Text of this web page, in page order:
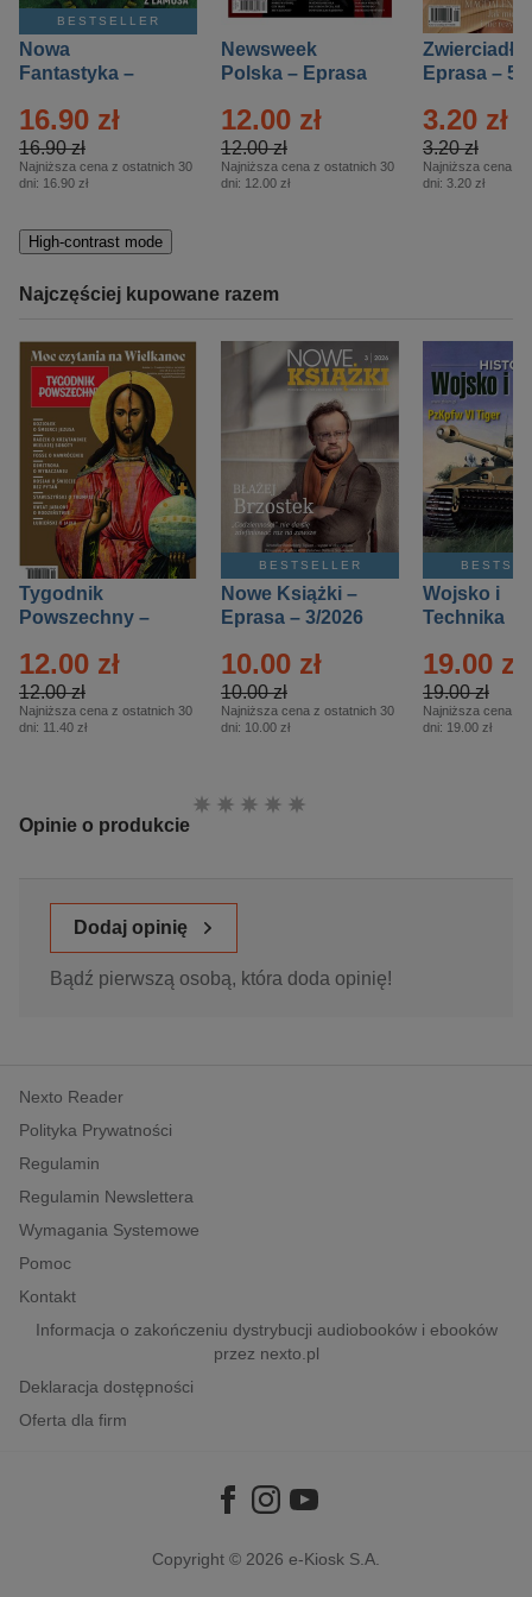
BESTSELLER
Nowa
Fantastyka –
16.90 zł
16.90 zł
Najniższa cena z ostatnich 30
dni: 16.90 zł
Newsweek
Polska – Eprasa
12.00 zł
12.00 zł
Najniższa cena z ostatnich 30
dni: 12.00 zł
Zwierciadło
Eprasa – 5/
3.20 zł
3.20 zł
Najniższa cena z
dni: 3.20 zł
High-contrast mode
Najczęściej kupowane razem
Tygodnik
Powszechny –
12.00 zł
12.00 zł
Najniższa cena z ostatnich 30
dni: 11.40 zł
BESTSELLER
Nowe Książki –
Eprasa – 3/2026
10.00 zł
10.00 zł
Najniższa cena z ostatnich 30
dni: 10.00 zł
Wojsko i
Technika
– 2/2026
19.00 zł
19.00 zł
Najniższa cena z
dni: 19.00 zł
Opinie o produkcie
Ocena:
Dodaj opinię
Bądź pierwszą osobą, która doda opinię!
Nexto Reader
Polityka Prywatności
Regulamin
Regulamin Newslettera
Wymagania Systemowe
Pomoc
Kontakt
Informacja o zakończeniu dystrybucji audiobooków i ebooków
przez nexto.pl
Deklaracja dostępności
Oferta dla firm
Copyright © 2026 e-Kiosk S.A.